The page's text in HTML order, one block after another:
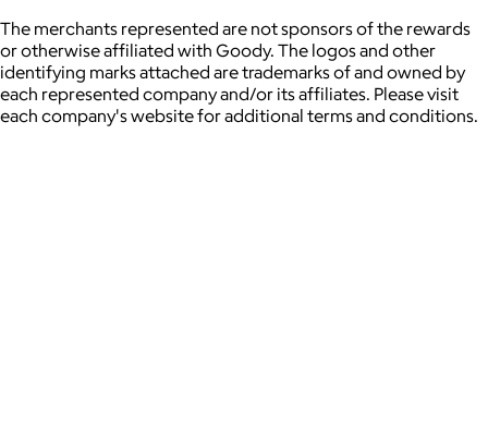
The merchants represented are not sponsors of the rewards
or otherwise affiliated with Goody. The logos and other
identifying marks attached are trademarks of and owned by
each represented company and/or its affiliates. Please visit
each company's website for additional terms and conditions.